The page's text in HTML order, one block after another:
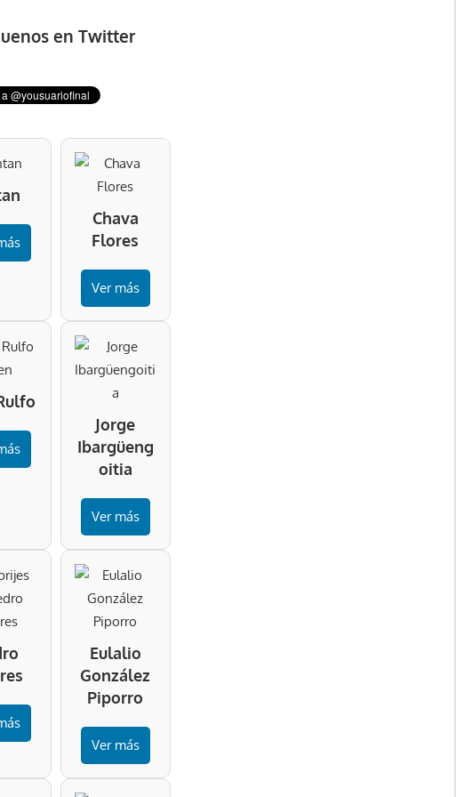
en Twitter
Chava
Flores
Ver más
Jorge
Ibargüeng
oitia
Ver más
Eulalio
González
Piporro
Ver más